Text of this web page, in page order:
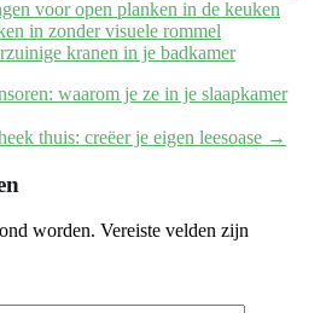
voor open planken in de keuken
in zonder visuele rommel
kranen in je badkamer
waarom je ze in je slaapkamer
thuis: creëer je eigen leesoase →
worden. Vereiste velden zijn